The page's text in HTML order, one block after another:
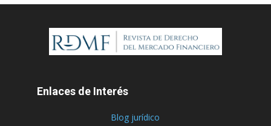
Enlaces de Interés
Blog jurídico